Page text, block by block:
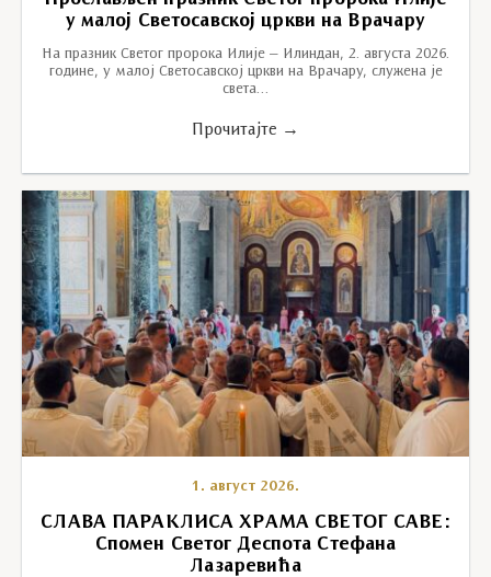
у малој Светосавској цркви на Врачару
На празник Светог пророка Илије – Илиндан, 2. августа 2026.
године, у малој Светосавској цркви на Врачару, служена је
света…
Прочитајте →
1. август 2026.
СЛАВА ПАРАКЛИСА ХРАМА СВЕТОГ САВЕ:
Спомен Светог Деспота Стефана
Лазаревића